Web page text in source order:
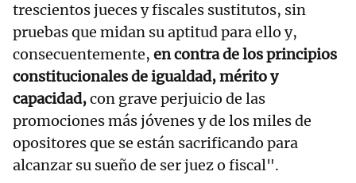
trescientos jueces y fiscales sustitutos, sin
pruebas que midan su aptitud para ello y,
consecuentemente, en contra de los principios
constitucionales de igualdad, mérito y
capacidad,con grave perjuicio de las
promociones más jóvenes y de los miles de
opositores que se están sacrificando para
alcanzar su sueño de ser juez o fiscal".